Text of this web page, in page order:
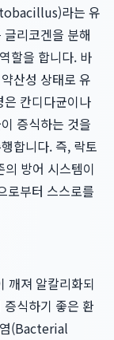
라는 유
리코겐을 분해
할을 합니다. 바
산성 상태로 유
칸디다균이나
증식하는 것을
합니다. 즉, 락토
방어 시스템이
로부터 스스로를
깨져 알칼리화되
식하기 좋은 환
(Bacterial